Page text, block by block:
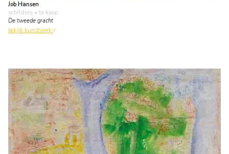
Job Hansen
schilderij • te koop
De tweede gracht
bekijk kunstwerk